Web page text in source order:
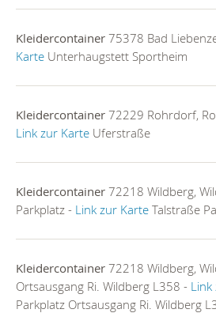
Kleidercontainer 75378 Bad
Karte Unterhaugstett Sportheim
Kleidercontainer 72229 Rohrdorf,
Link zur Karte Uferstraße
Kleidercontainer 72218 Wildberg,
Parkplatz - Link zur Karte Talstraße
Kleidercontainer 72218 Wildberg,
Ortsausgang Ri. Wildberg L358 -
Parkplatz Ortsausgang Ri. Wildberg